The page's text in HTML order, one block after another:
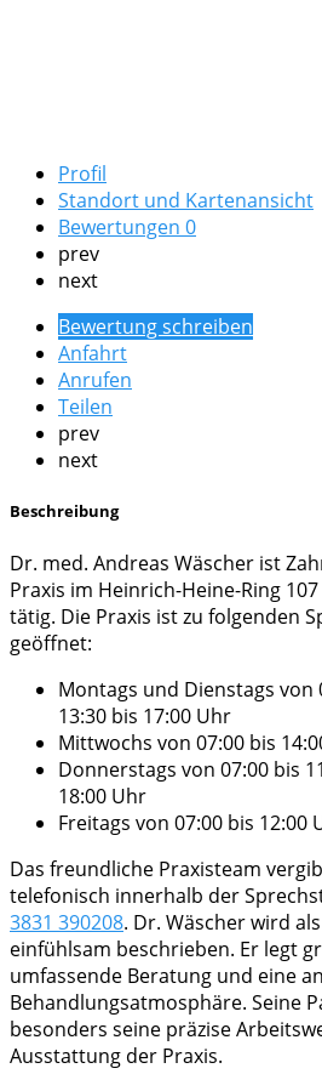
Profil
Standort und Kartenansicht
Bewertungen 0
prev
next
Bewertung schreiben
Anfahrt
Anrufen
Teilen
prev
next
Beschreibung
Dr. med. Andreas Wäscher ist
Praxis im Heinrich-Heine-Ring
tätig. Die Praxis ist zu folgenden
geöffnet:
Montags und Dienstags von
13:30 bis 17:00 Uhr
Mittwochs von 07:00 bis
Donnerstags von 07:00 bis
18:00 Uhr
Freitags von 07:00 bis 12:00
Das freundliche Praxisteam
telefonisch innerhalb der
3831 390208. Dr. Wäscher wird
einfühlsam beschrieben. Er legt
umfassende Beratung und eine
Behandlungsatmosphäre. Seine
besonders seine präzise
Ausstattung der Praxis.